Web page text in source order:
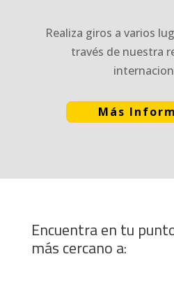
Realiza giros a varios
través de nuestra
Más
Encuentra en tu
más cercano a: